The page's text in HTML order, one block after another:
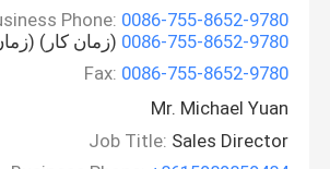
Phone: 0086-755-8652-9780
0086-755-8652-9780 (زمان کار)
Fax: 0086-755-8652-9780
Mr. Michael Yuan
Job Title: Sales Director